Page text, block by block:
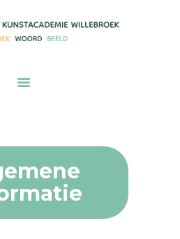
Willebroek voor
INFORMATIE